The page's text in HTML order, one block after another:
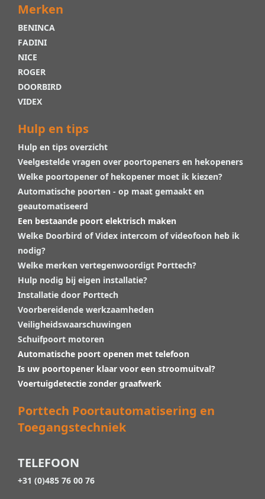
Merken
BENINCA
FADINI
NICE
ROGER
DOORBIRD
VIDEX
Hulp en tips
Hulp en tips overzicht
Veelgestelde vragen over poortopeners en hekopeners
Welke poortopener of hekopener moet ik kiezen?
Automatische poorten - op maat gemaakt en
geautomatiseerd
Een bestaande poort elektrisch maken
Welke Doorbird of Videx intercom of videofoon heb ik
nodig?
Welke merken vertegenwoordigt Porttech?
Hulp nodig bij eigen installatie?
Installatie door Porttech
Voorbereidende werkzaamheden
Veiligheidswaarschuwingen
Schuifpoort motoren
Automatische poort openen met telefoon
Is uw poortopener klaar voor een stroomuitval?
Voertuigdetectie zonder graafwerk
Porttech Poortautomatisering en
Toegangstechniek
TELEFOON
+31 (0)485 76 00 76